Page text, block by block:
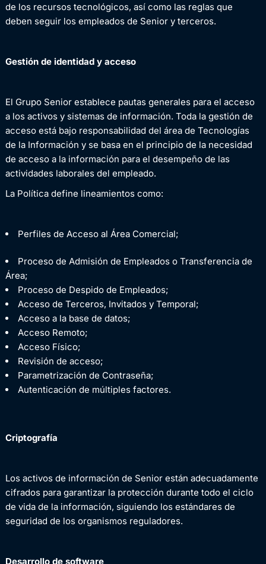
de los recursos tecnológicos, así como las reglas que
deben seguir los empleados de Senior y terceros.
Gestión de identidad y acceso
El Grupo Senior establece pautas generales para el acceso
a los activos y sistemas de información. Toda la gestión de
acceso está bajo responsabilidad del área de Tecnologías
de la Información y se basa en el principio de la necesidad
de acceso a la información para el desempeño de las
actividades laborales del empleado.
La Política define lineamientos como:
Perfiles de Acceso al Área Comercial;
Proceso de Admisión de Empleados o Transferencia de
Área;
Proceso de Despido de Empleados;
Acceso de Terceros, Invitados y Temporal;
Acceso a la base de datos;
Acceso Remoto;
Acceso Físico;
Revisión de acceso;
Parametrización de Contraseña;
Autenticación de múltiples factores.
Criptografía
Los activos de información de Senior están adecuadamente
cifrados para garantizar la protección durante todo el ciclo
de vida de la información, siguiendo los estándares de
seguridad de los organismos reguladores.
Desarrollo de software